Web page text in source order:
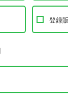
登録